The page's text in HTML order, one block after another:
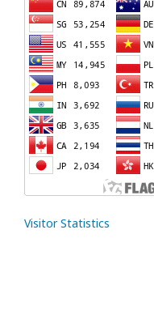
Visitor Statistics